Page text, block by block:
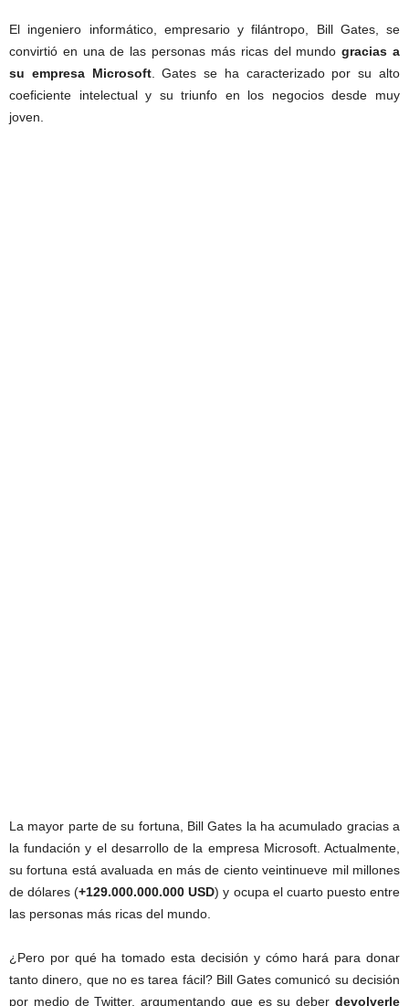
El ingeniero informático, empresario y filántropo, Bill Gates, se
convirtió en una de las personas más ricas del mundogracias a
su empresa Microsoft. Gates se ha caracterizado por su alto
coeficiente intelectual y su triunfo en los negocios desde muy
joven.
La mayor parte de su fortuna, Bill Gates la ha acumulado gracias a
la fundación y el desarrollo de la empresa Microsoft. Actualmente,
su fortuna está avaluada en más de ciento veintinueve mil millones
de dólares (+129.000.000.000 USD) y ocupa el cuarto puesto entre
las personas más ricas del mundo.
¿Pero por qué ha tomado esta decisión y cómo hará para donar
tanto dinero, que no es tarea fácil? Bill Gates comunicó su decisión
por medio de Twitter, argumentando que es su deber devolverle